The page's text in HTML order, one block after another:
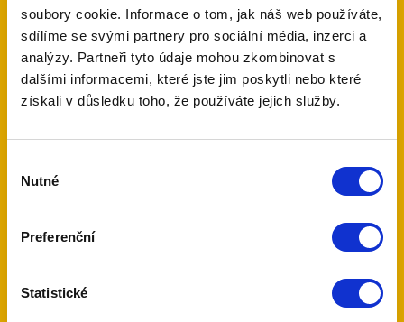
soubory cookie. Informace o tom, jak náš web používáte,
sdílíme se svými partnery pro sociální média, inzerci a
analýzy. Partneři tyto údaje mohou zkombinovat s
dalšími informacemi, které jste jim poskytli nebo které
získali v důsledku toho, že používáte jejich služby.
souhlasu
Nutné
Preferenční
Statistické
3
měsíce zdarma střežení